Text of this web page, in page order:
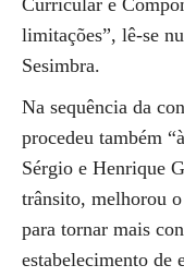
limitações”, lê-se
Sesimbra.
Na sequência da
procedeu também
Sérgio e Henrique
trânsito, melhorou
para tornar mais
estabelecimento de